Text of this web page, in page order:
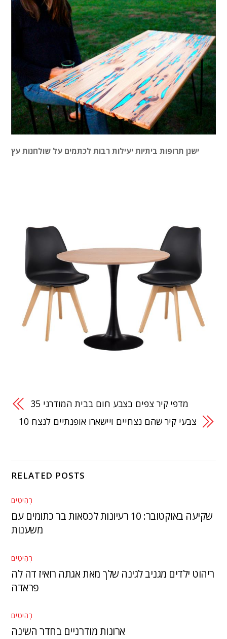
35 מדפי קיר צפים בצבע חום בבית המודרני
10 צבעי קיר שהם נצחיים ויישארו אופנתיים לנצח
RELATED POSTS
רְהִיטִים
שקיעה באוקטובר: 10 רעיונות לכסאות בר כתומים עם
משענות
רְהִיטִים
ריהוט ילדים מגניב לגינה שלך מאת אגתה רואיז דה לה
פראדה
רְהִיטִים
ארונות מודרניים בחדר השינה